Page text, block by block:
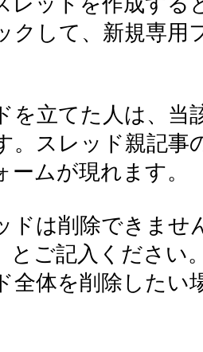
クして、新規専用
を立てた人は、当
。スレッド親記事
ームが現れます。
ドは削除できませ
とご記入ください
全体を削除したい